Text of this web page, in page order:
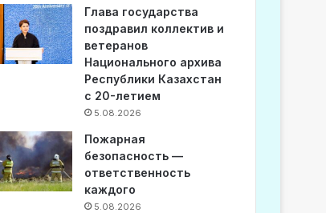
Глава государства
поздравил коллектив и
ветеранов
Национального архива
Республики Казахстан
с 20-летием
5.08.2026
Пожарная
безопасность —
ответственность
каждого
5.08.2026